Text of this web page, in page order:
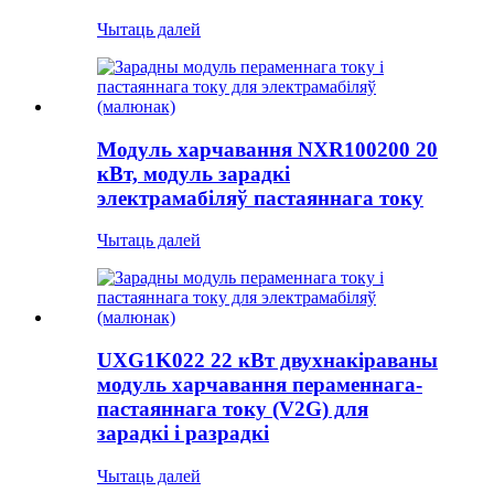
Чытаць далей
Модуль харчавання NXR100200 20
кВт, модуль зарадкі
электрамабіляў пастаяннага току
Чытаць далей
UXG1K022 22 кВт двухнакіраваны
модуль харчавання пераменнага-
пастаяннага току (V2G) для
зарадкі і разрадкі
Чытаць далей